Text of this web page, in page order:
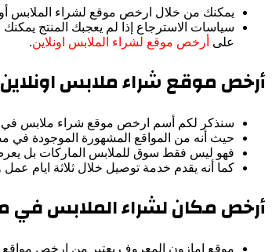
يمكنك من خلال ارخص موقع لشراء الملابس
سياسات الاسترجاع إذا لم يعجبك المنتج
على أرخص موقع لشراء الملابس اونلاين.
أرخص موقع شراء ملابس اونلاين
سنذكر لكم أسم ارخص موقع شراء ملابس في
حيث أنه من المواقع المشهورة الموجودة في
فهو ليس فقط سوق للملابس الماركات بل
كما أنه يقدم خدمة توصيل خلال ثلاثة ايام
أرخص مكان لشراء الملابس في مصر
موقع امازون المعروف يعتبر من ارخص مواقع